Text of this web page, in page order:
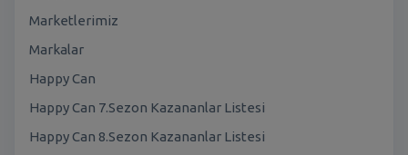
Marketlerimiz
Markalar
Happy Can
Happy Can 7.Sezon Kazananlar Listesi
Happy Can 8.Sezon Kazananlar Listesi